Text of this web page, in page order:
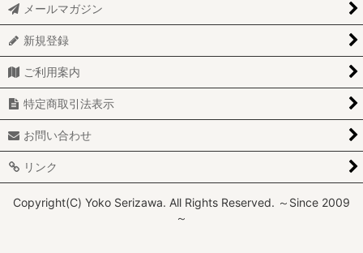
メールマガジン
新規登録
ご利用案内
特定商取引法表示
お問い合わせ
リンク
Copyright(C) Yoko Serizawa. All Rights Reserved. ～Since 2009
～